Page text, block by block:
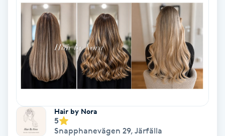
Reikihealing
Reiki massage
Restorative Yoga
Rosacea
Rosenmetoden
Hair by Nora
5
Snapphanevägen 29, Järfälla